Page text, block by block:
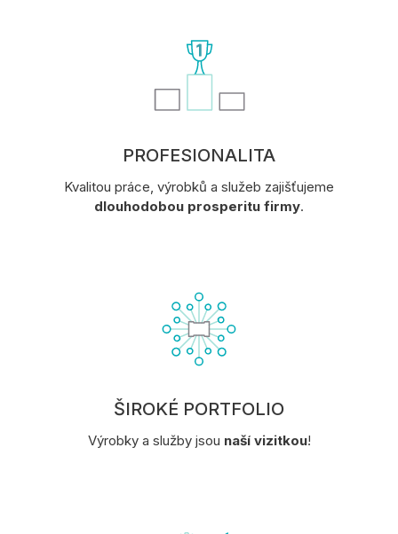
PROFESIONALITA
Kvalitou práce, výrobků a služeb zajišťujeme
dlouhodobou prosperitu firmy.
ŠIROKÉ PORTFOLIO
Výrobky a služby jsou naší vizitkou!